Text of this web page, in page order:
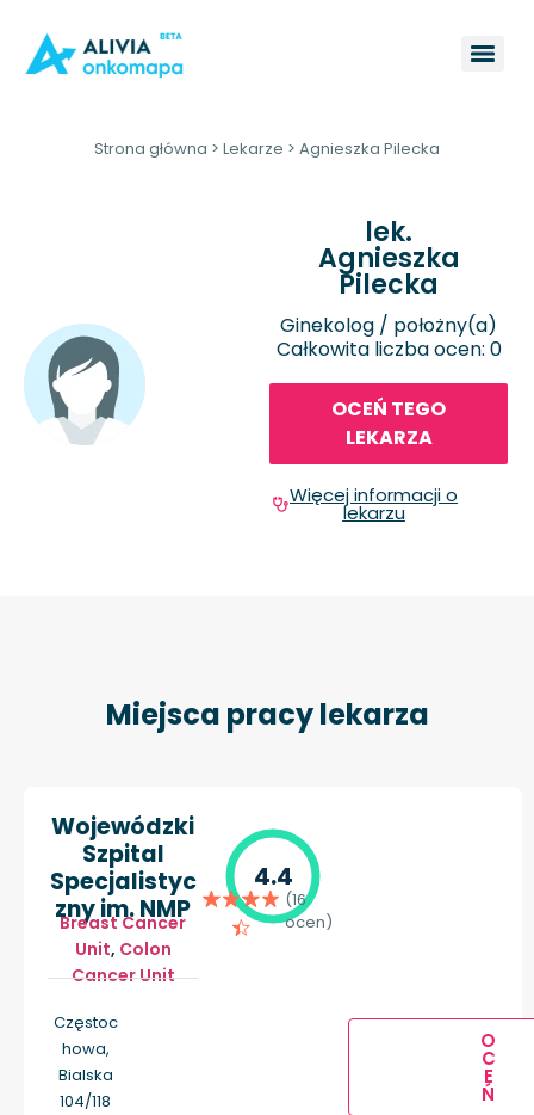
Strona główna > Lekarze > Agnieszka Pilecka
lek.
Agnieszka
Pilecka
Ginekolog / położny(a)
Całkowita liczba ocen: 0
OCEŃ TEGO
LEKARZA
Więcej informacji o
lekarzu
Miejsca pracy lekarza
Wojewódzki
Szpital
Specjalistyc
zny im. NMP
Breast Cancer
Unit, Colon
Cancer Unit
Częstoc
howa,
Bialska
104/118
4.4
(16
ocen)
O
C
E
Ń